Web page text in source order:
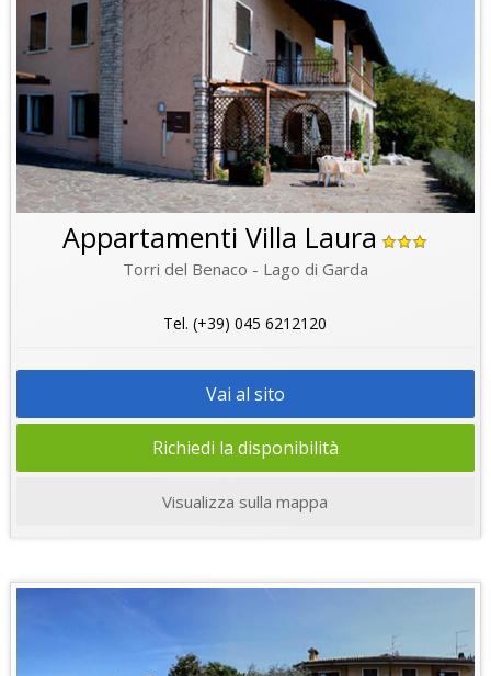
Appartamenti Villa Laura
Torri del Benaco - Lago di Garda
Tel. (+39) 045 6212120
Vai al sito
Richiedi la disponibilità
Visualizza sulla mappa